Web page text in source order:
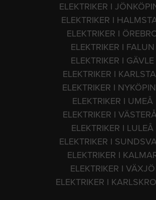
ELEKTRIKER I
ELEKTRIKER I
ELEKTRIKER I
ELEKTRIKER I FALUN
ELEKTRIKER I GÄVLE
ELEKTRIKER I
ELEKTRIKER I
ELEKTRIKER I UMEÅ
ELEKTRIKER I
ELEKTRIKER I LULEÅ
ELEKTRIKER I
ELEKTRIKER I
ELEKTRIKER I VÄXJÖ
ELEKTRIKER I